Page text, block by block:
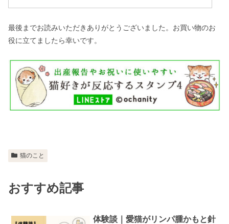
最後までお読みいただきありがとうございました。お買い物のお
役に立てましたら幸いです。
猫のこと
おすすめ記事
体験談｜愛猫がリンパ腫かもと針